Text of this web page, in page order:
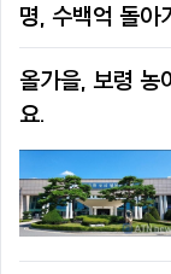
명, 수백억 돌아
올가을, 보령 농
요.